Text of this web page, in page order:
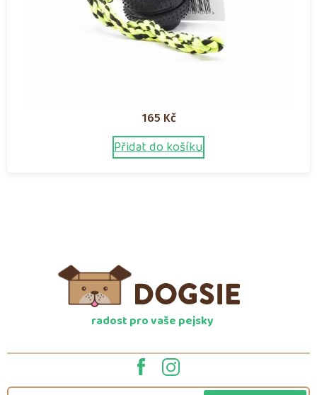
165 Kč
Přidat do košíku
radost pro vaše pejsky